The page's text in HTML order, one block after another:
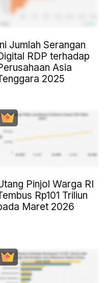
Jumlah Serangan
RDP terhadap
Asia
2025
Pinjol Warga RI
Rp101 Triliun
Maret 2026